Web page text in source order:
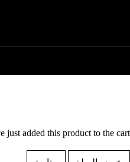
just added this product to the cart: